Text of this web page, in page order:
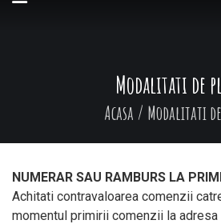
Modalitati de
Acasa / Modalitati
NUMERAR SAU RAMBURS LA
Achitati contravaloarea comenzii
momentul primirii comenzii la adresa